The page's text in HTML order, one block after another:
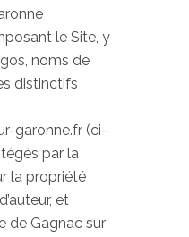
le Site, y
noms de
distinctifs
garonne.fr (ci-
par la
la propriété
et
de Gagnac sur